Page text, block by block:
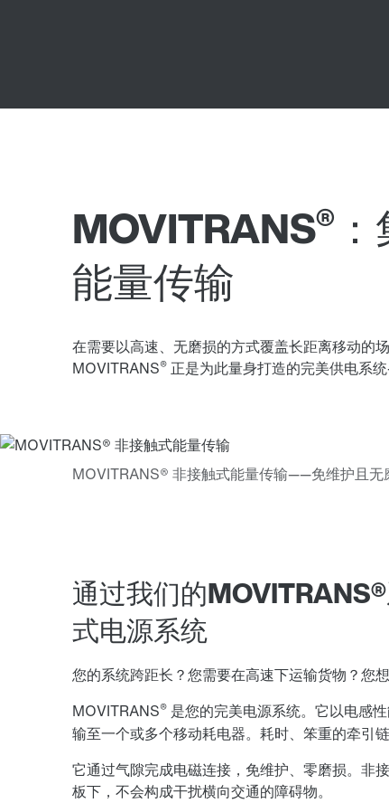
MOVITRANS®
能量传输
在需要以高速、无磨损的方式覆盖长距离移动的
MOVITRANS® 正是为此量身打造的完美供电系
通过我们的
式电源系统
您的系统跨距长？您需要在高速下运输货物？您
MOVITRANS® 是您的完美电源系统。它以电感
输至一个或多个移动耗电器。耗时、笨重的牵引链
它通过气隙完成电磁连接，免维护、零磨损。非
板下，不会构成干扰横向交通的障碍物。